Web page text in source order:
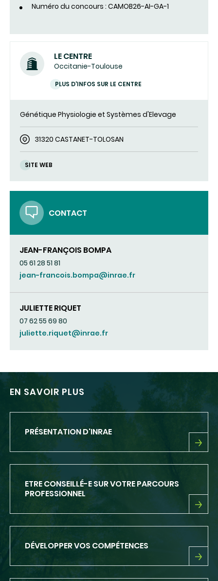
Numéro du concours : CAMOB26-AI-GA-1
LE CENTRE
Occitanie-Toulouse
PLUS D'INFOS SUR LE CENTRE
Génétique Physiologie et Systèmes d'Elevage
31320 CASTANET-TOLOSAN
SITE WEB
CONTACT
JEAN-FRANÇOIS BOMPA
05 61 28 51 81
jean-francois.bompa@inrae.fr
JULIETTE RIQUET
07 62 55 69 80
juliette.riquet@inrae.fr
EN SAVOIR PLUS
PRÉSENTATION D'INRAE
PRÉSENTATION
ETRE CONSEILLÉ-E SUR VOTRE PARCOURS
PROFESSIONNEL
ETRE
SUR
VOTRE
PROFESSIONNEL
DÉVELOPPER VOS COMPÉTENCES
DÉVELOPPER